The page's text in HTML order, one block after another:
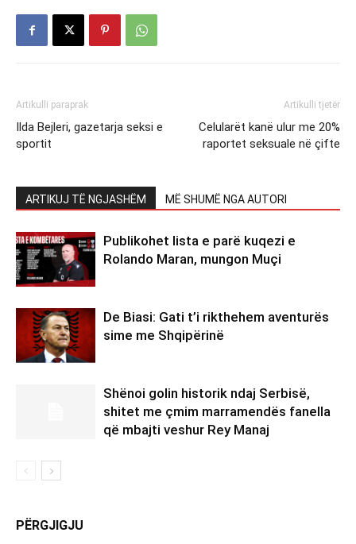
Artikulli paraprak
Ilda Bejleri, gazetarja seksi e
sportit
Artikulli tjetër
Celularët kanë ulur me 20%
raportet seksuale në çifte
ARTIKUJ TË NGJASHËM MË SHUMË NGA AUTORI
Publikohet lista e parë kuqezi e
Rolando Maran, mungon Muçi
De Biasi: Gati t’i rikthehem aventurës
sime me Shqipërinë
Shënoi golin historik ndaj Serbisë,
shitet me çmim marramendës fanella
që mbajti veshur Rey Manaj
PËRGJIGJU